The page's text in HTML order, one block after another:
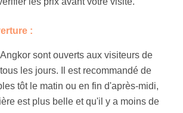
:
sont ouverts aux visiteurs de
les jours. Il est recommandé de
tôt le matin ou en fin d'après-midi,
est plus belle et qu'il y a moins de